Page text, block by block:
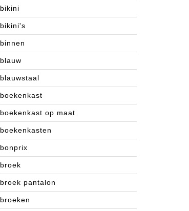
bikini
bikini's
binnen
blauw
blauwstaal
boekenkast
boekenkast op maat
boekenkasten
bonprix
broek
broek pantalon
broeken